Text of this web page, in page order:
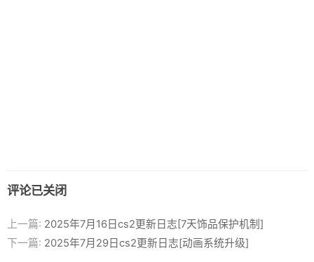
评论已关闭
上一篇: 2025年7月16日cs2更新日志[7天饰品保护机制]
下一篇: 2025年7月29日cs2更新日志[动画系统升级]